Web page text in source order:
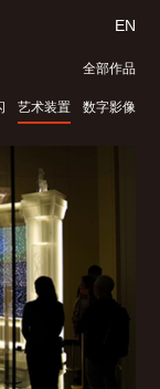
EN
全部作品
艺术装置 数字影像